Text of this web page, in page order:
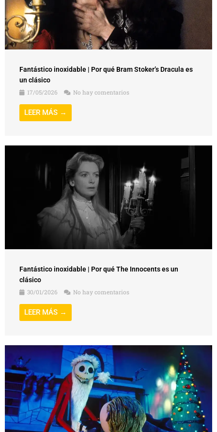
Fantástico inoxidable | Por qué Bram Stoker’s Dracula es
un clásico
17/05/2026
No hay comentarios
LEER MÁS →
Fantástico inoxidable | Por qué The Innocents es un
clásico
30/01/2026
No hay comentarios
LEER MÁS →